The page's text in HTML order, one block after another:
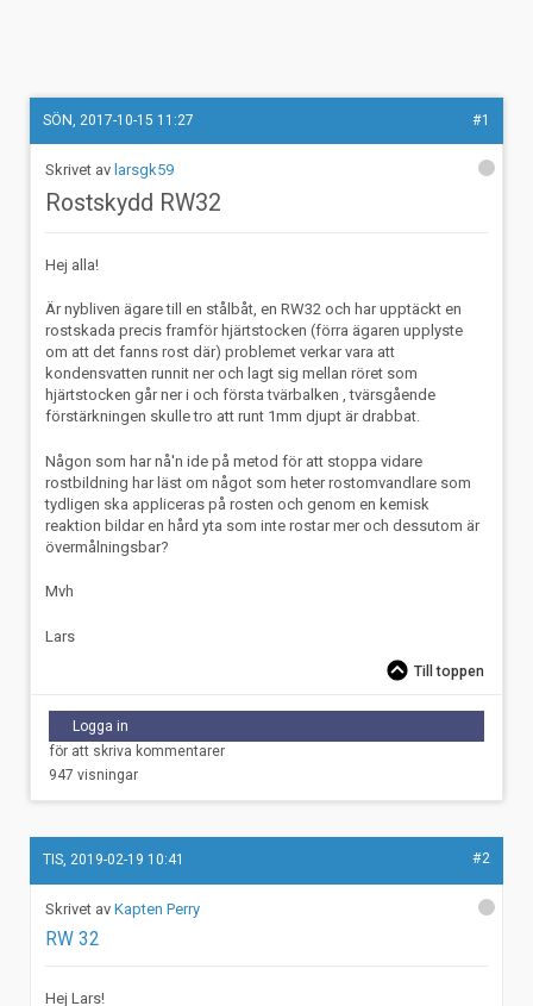
SÖN, 2017-10-15 11:27 #1
larsgk59
Rostskydd RW32
Hej alla!
Är nybliven ägare till en stålbåt, en RW32 och har upptäckt en
rostskada precis framför hjärtstocken (förra ägaren upplyste
om att det fanns rost där) problemet verkar vara att
kondensvatten runnit ner och lagt sig mellan röret som
hjärtstocken går ner i och första tvärbalken , tvärsgående
förstärkningen skulle tro att runt 1mm djupt är drabbat.
Någon som har nå'n ide på metod för att stoppa vidare
rostbildning har läst om något som heter rostomvandlare som
tydligen ska appliceras på rosten och genom en kemisk
reaktion bildar en hård yta som inte rostar mer och dessutom är
övermålningsbar?
Mvh
Lars
Till toppen
Logga in
för att skriva kommentarer
947 visningar
TIS, 2019-02-19 10:41 #2
Kapten Perry
RW 32
Hej Lars!